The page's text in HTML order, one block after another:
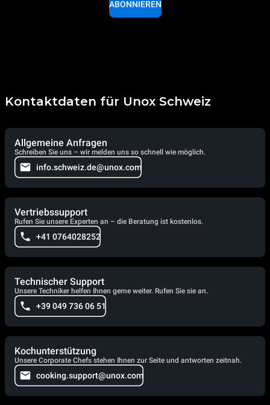
ABONNIEREN
Kontaktdaten für Unox Schweiz
Allgemeine Anfragen
Schreiben Sie uns – wir melden uns so schnell wie möglich.
info.schweiz.de@unox.com
Vertriebssupport
Rufen Sie unsere Experten an – die Beratung ist kostenlos.
+41 0764028252
Technischer Support
Unsere Techniker helfen Ihnen gerne weiter. Rufen Sie sie an.
+39 049 736 06 51
Kochunterstützung
Unsere Corporate Chefs stehen Ihnen zur Seite und antworten zeitnah.
cooking.support@unox.com